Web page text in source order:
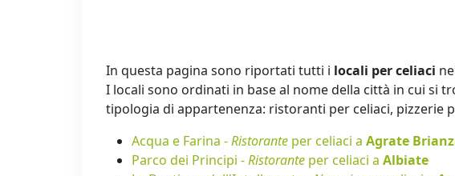
In questa pagina sono riportati tutti i locali per celiaci
I locali sono ordinati in base al nome della città in cui si
tipologia di appartenenza: ristoranti per celiaci, pizzerie
Acqua e Farina -Ristorante per celiaci a Agrate
Parco dei Principi -Ristorante per celiaci a Albiate